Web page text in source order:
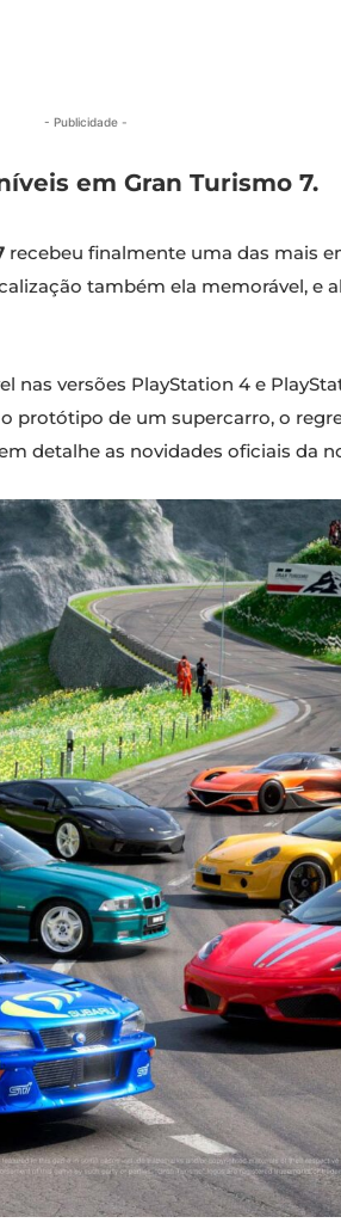
- Publicidade -
em Gran Turismo 7.
recebeu finalmente uma das mais
também ela memorável, e
nas versões PlayStation 4 e
protótipo de um supercarro, o
detalhe as novidades oficiais da